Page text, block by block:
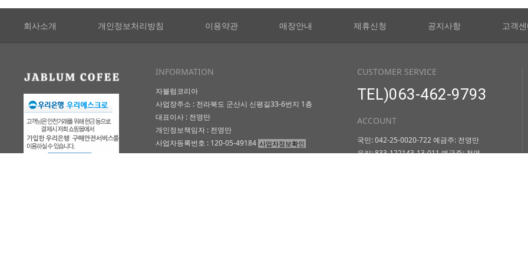
회사소개 개인정보처리방침 이용약관 매장안내 제휴신청 공지사항 고객센
INFORMATION
자블럼코리아
사업장주소 : 전라북도 군산시 신평길33-6번지 1층
대표이사 : 전영만
개인정보책임자 : 전영만
사업자등록번호 : 120-05-49184 사업자정보확인
통신판매업신고 : 전북군산-00095호
CUSTOMER SERVICE
TEL)063-462-9793
ACCOUNT
국민: 042-25-0020-722 예금주: 전영만
우리: 833-122143-13-011 예금주: 전영